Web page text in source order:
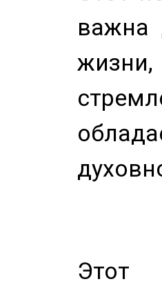
важна
Этот